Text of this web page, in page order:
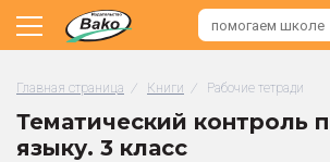
Главная страница / Книги / Рабочие тетради
Тематический контроль
языку. 3 класс